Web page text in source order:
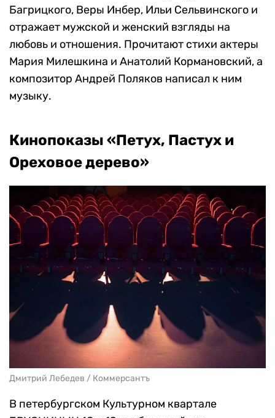
Багрицкого, Веры Инбер, Ильи Сельвинского и
отражает мужской и женский взгляды на
любовь и отношения. Прочитают стихи актеры
Мария Милешкина и Анатолий Кормановский, а
композитор Андрей Поляков написал к ним
музыку.
Кинопоказы «Петух, Пастух и
Ореховое дерево»
Дмитрий Лебедев / Коммерсантъ
В петербургском Культурном квартале